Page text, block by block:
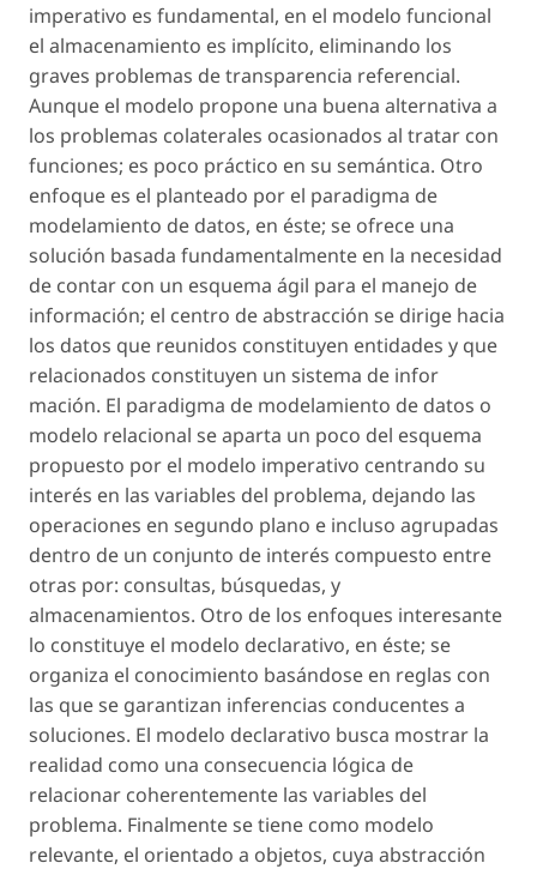
imperativo es fundamental, en el modelo funcional
el almacenamiento es implícito, eliminando los
graves problemas de transparencia referencial.
Aunque el modelo propone una buena alternativa a
los problemas colaterales ocasionados al tratar con
funciones; es poco práctico en su semántica. Otro
enfoque es el planteado por el paradigma de
modelamiento de datos, en éste; se ofrece una
solución basada fundamentalmente en la necesidad
de contar con un esquema ágil para el manejo de
información; el centro de abstracción se dirige hacia
los datos que reunidos constituyen entidades y que
relacionados constituyen un sistema de infor
mación. El paradigma de modelamiento de datos o
modelo relacional se aparta un poco del esquema
propuesto por el modelo imperativo centrando su
interés en las variables del problema, dejando las
operaciones en segundo plano e incluso agrupadas
dentro de un conjunto de interés compuesto entre
otras por: consultas, búsquedas, y
almacenamientos. Otro de los enfoques interesante
lo constituye el modelo declarativo, en éste; se
organiza el conocimiento basándose en reglas con
las que se garantizan inferencias conducentes a
soluciones. El modelo declarativo busca mostrar la
realidad como una consecuencia lógica de
relacionar coherentemente las variables del
problema. Finalmente se tiene como modelo
relevante, el orientado a objetos, cuya abstracción